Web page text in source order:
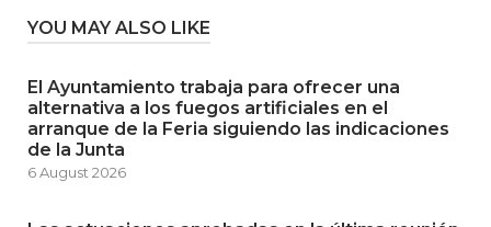
YOU MAY ALSO LIKE
El Ayuntamiento trabaja para ofrecer una
alternativa a los fuegos artificiales en el
arranque de la Feria siguiendo las indicaciones
de la Junta
6 August 2026